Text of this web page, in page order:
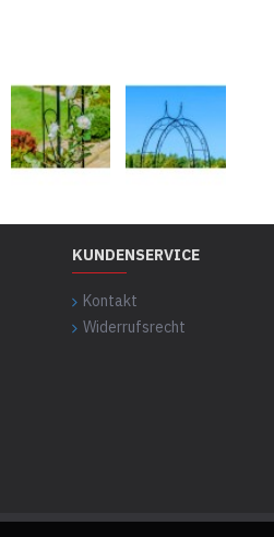
KUNDENSERVICE
Kontakt
Widerrufs­recht